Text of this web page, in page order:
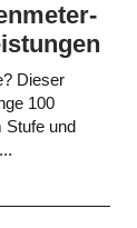
Dieser
100
Stufe und